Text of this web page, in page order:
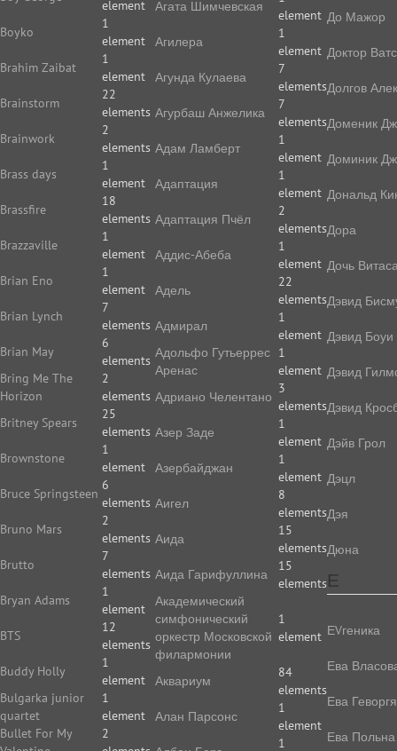
element
Boyko
1
element
Brahim Zaibat
1
element
Brainstorm
22
elements
Brainwork
2
elements
Brass days
1
element
Brassfire
18
elements
Brazzaville
1
element
Brian Eno
1
element
Brian Lynch
7
elements
Brian May
6
elements
Bring Me The
Horizon
2
elements
Britney Spears
25
elements
Brownstone
1
element
Bruce Springsteen
6
elements
Bruno Mars
2
elements
Brutto
7
elements
Bryan Adams
1
element
BTS
12
elements
Buddy Holly
1
element
Bulgarka junior
quartet
1
element
Bullet For My
2
Агата Шимчевская
element
Агилера
1
element
Агунда Кулаева
7
elements
Агурбаш Анжелика
7
elements
Адам Ламберт
1
element
Адаптация
1
element
Адаптация Пчёл
2
elements
Аддис-Абеба
1
element
Адель
22
elements
Адмирал
1
element
Адольфо Гутьеррес
Аренас
1
element
Адриано Челентано
3
elements
Азер Заде
1
element
Азербайджан
1
element
Аигел
8
elements
Аида
15
elements
Аида Гарифуллина
15
elements
Академический
симфонический
оркестр Московской
филармонии
1
element
Аквариум
84
elements
Алан Парсонс
1
element
1
До Мажор
Доктор
Долгов
Доменик
Доминик
Дональд
Дора
Дочь
Дэвид
Дэвид Боуи
Дэвид
Дэвид
Дэйв Грол
Дэцл
Дэя
Дюна
Е
ЕVгеника
Ева
Ева
Ева Польна